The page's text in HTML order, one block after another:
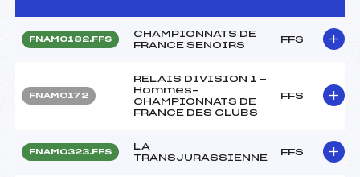
FNAM0182.FFS
CHAMPIONNATS DE
FRANCE SENOIRS
FFS
FNAM0172
RELAIS DIVISION 1 -
Hommes-
CHAMPIONNATS DE
FRANCE DES CLUBS
FFS
FNAM0323.FFS
LA
TRANSJURASSIENNE
FFS